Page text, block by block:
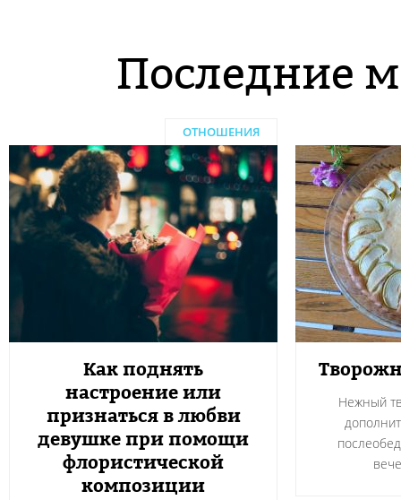
Последние
ОТНОШЕНИЯ
Как поднять
настроение или
признаться в любви
девушке при помощи
флористической
композиции
Нежный